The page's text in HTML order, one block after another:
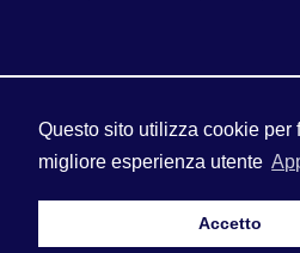
Questo sito utilizza cookie per
migliore esperienza utente
Accetto
MIA | Mercato Internazionale